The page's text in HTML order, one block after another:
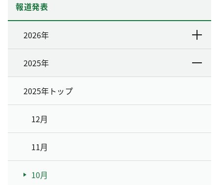
報道発表
2026年
2025年
2025年トップ
12月
11月
10月